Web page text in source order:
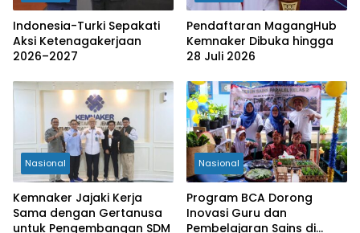
Indonesia-Turki Sepakati
Aksi Ketenagakerjaan
2026–2027
Pendaftaran MagangHub
Kemnaker Dibuka hingga
28 Juli 2026
Nasional
Kemnaker Jajaki Kerja
Sama dengan Gertanusa
untuk Pengembangan SDM
Nasional
Program BCA Dorong
Inovasi Guru dan
Pembelajaran Sains di